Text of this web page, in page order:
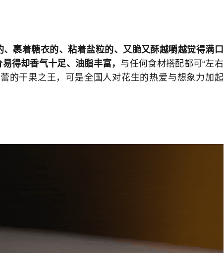
裹着糖衣的、粘着盐粒的、又脆又酥越嚼越觉得满口
易得却香气十足、油脂丰富， 与任何食材搭配都可“左右
的干果之王，可是全国人对花生的热爱与想象力加起